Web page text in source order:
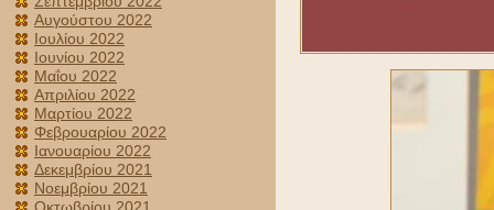
Αυγούστου 2022
Ιουλίου 2022
Ιουνίου 2022
Μαΐου 2022
Απριλίου 2022
Μαρτίου 2022
Φεβρουαρίου 2022
Ιανουαρίου 2022
Δεκεμβρίου 2021
Νοεμβρίου 2021